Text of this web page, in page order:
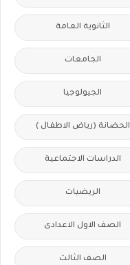
الثانوية العامة
الجامعات
الجيولوجيا
الحضانة (رياض الاطفال )
الدراسات الاجتماعية
الريضيات
الصف الاول الاعدادى
الصف الثالث